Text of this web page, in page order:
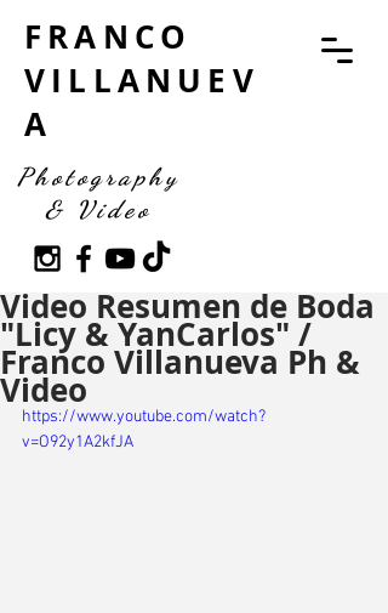
FRANCO
VILLANUEV
A
Photography
& Video
Video Resumen de Boda
"Licy & YanCarlos" /
Franco Villanueva Ph &
Video
https://www.youtube.com/watch?
v=O92y1A2kfJA